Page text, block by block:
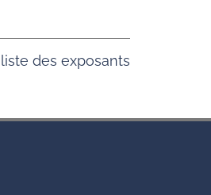
des exposants